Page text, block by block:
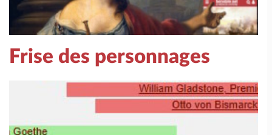
Frise des personnages